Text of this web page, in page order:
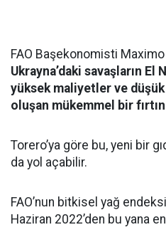
FAO Başekonomisti
Ukrayna’daki savaşların El
yüksek maliyetler ve
oluşan mükemmel bir
Torero’ya göre bu, yeni bir
da yol açabilir.
FAO’nun bitkisel yağ
Haziran 2022’den bu yana